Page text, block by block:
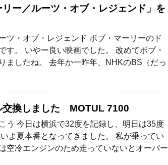
ー／ルーツ・オブ・レジェンド」を
ツ・オブ・レジェンド ボブ・マーリーのド
す。 いやー良い映画でした。 改めてボブ・
ましたね。 去年か一昨年、NHKのBS（だっ
交換しました MOTUL 7100
う 今日は横浜で32度を記録し、明日は35度
よ夏本番となってきました。 私が乗ってい
空冷エンジンのため走っていないとオーバー